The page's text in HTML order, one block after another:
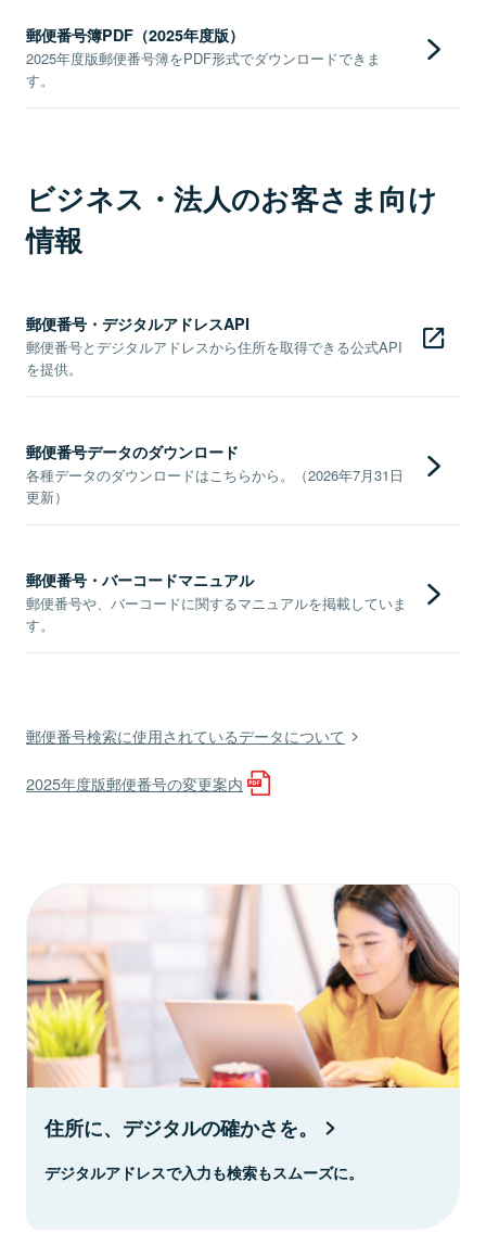
郵便番号簿PDF（2025年度版）
2025年度版郵便番号簿をPDF形式でダウンロードできま
す。
ビジネス・法人のお客さま向け
情報
郵便番号・デジタルアドレスAPI
郵便番号とデジタルアドレスから住所を取得できる公式API
を提供。
郵便番号データのダウンロード
各種データのダウンロードはこちらから。（2026年7月31日
更新）
郵便番号・バーコードマニュアル
郵便番号や、バーコードに関するマニュアルを掲載していま
す。
郵便番号検索に使用されているデータについて
2025年度版郵便番号の変更案内
住所に、デジタルの確かさを。
デジタルアドレスで入力も検索もスムーズに。